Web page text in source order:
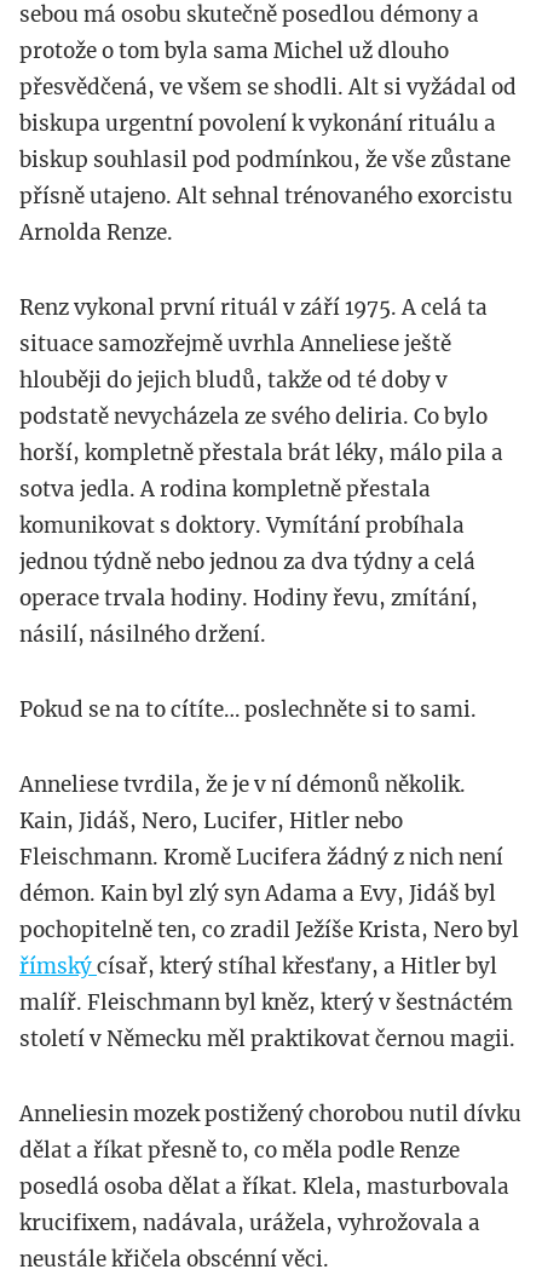
sebou má osobu skutečně posedlou démony a
protože o tom byla sama Michel už dlouho
přesvědčená, ve všem se shodli. Alt si vyžádal od
biskupa urgentní povolení k vykonání rituálu a
biskup souhlasil pod podmínkou, že vše zůstane
přísně utajeno. Alt sehnal trénovaného exorcistu
Arnolda Renze.
Renz vykonal první rituál v září 1975. A celá ta
situace samozřejmě uvrhla Anneliese ještě
hlouběji do jejich bludů, takže od té doby v
podstatě nevycházela ze svého deliria. Co bylo
horší, kompletně přestala brát léky, málo pila a
sotva jedla. A rodina kompletně přestala
komunikovat s doktory. Vymítání probíhala
jednou týdně nebo jednou za dva týdny a celá
operace trvala hodiny. Hodiny řevu, zmítání,
násilí, násilného držení.
Pokud se na to cítíte… poslechněte si to sami.
Anneliese tvrdila, že je v ní démonů několik.
Kain, Jidáš, Nero, Lucifer, Hitler nebo
Fleischmann. Kromě Lucifera žádný z nich není
démon. Kain byl zlý syn Adama a Evy, Jidáš byl
pochopitelně ten, co zradil Ježíše Krista, Nero byl
římskýcísař, který stíhal křesťany, a Hitler byl
malíř. Fleischmann byl kněz, který v šestnáctém
století v Německu měl praktikovat černou magii.
Anneliesin mozek postižený chorobou nutil dívku
dělat a říkat přesně to, co měla podle Renze
posedlá osoba dělat a říkat. Klela, masturbovala
krucifixem, nadávala, urážela, vyhrožovala a
neustále křičela obscénní věci.